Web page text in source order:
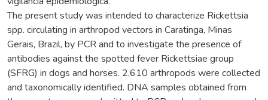
The present study was intended to characterize Rickettsia
spp. circulating in arthropod vectors in Caratinga, Minas
Gerais, Brazil, by PCR and to investigate the presence of
antibodies against the spotted fever Rickettsiae group
(SFRG) in dogs and horses. 2,610 arthropods were collected
and taxonomically identified. DNA samples obtained from